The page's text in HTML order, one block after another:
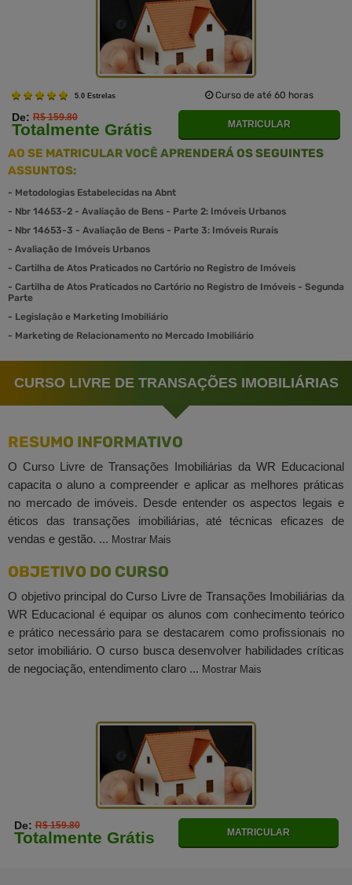
5.0 Estrelas Curso de até 60 horas
De: R$ 159.80
Totalmente Grátis MATRICULAR
AO SE MATRICULAR VOCÊ APRENDERÁ OS SEGUINTES
ASSUNTOS:
- Metodologias Estabelecidas na Abnt
- Nbr 14653-2 - Avaliação de Bens - Parte 2: Imóveis Urbanos
- Nbr 14653-3 - Avaliação de Bens - Parte 3: Imóveis Rurais
- Avaliação de Imóveis Urbanos
- Cartilha de Atos Praticados no Cartório no Registro de Imóveis
- Cartilha de Atos Praticados no Cartório no Registro de Imóveis - Segunda
Parte
- Legislação e Marketing Imobiliário
- Marketing de Relacionamento no Mercado Imobiliário
CURSO LIVRE DE TRANSAÇÕES IMOBILIÁRIAS
RESUMO INFORMATIVO
O Curso Livre de Transações Imobiliárias da WR Educacional
capacita o aluno a compreender e aplicar as melhores práticas
no mercado de imóveis. Desde entender os aspectos legais e
éticos das transações imobiliárias, até técnicas eficazes de
vendas e gestão. ... Mostrar Mais
OBJETIVO DO CURSO
O objetivo principal do Curso Livre de Transações Imobiliárias da
WR Educacional é equipar os alunos com conhecimento teórico
e prático necessário para se destacarem como profissionais no
setor imobiliário. O curso busca desenvolver habilidades críticas
de negociação, entendimento claro ... Mostrar Mais
De:R$ 159.80
Totalmente Grátis MATRICULAR